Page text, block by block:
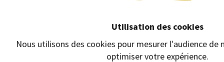
Utilisation des cookies
Nous utilisons des cookies pour mesurer l'audience
optimiser votre expérience.
6,90 € 5,95 €